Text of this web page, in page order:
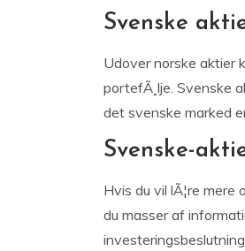
Svenske
Udover norske aktier
portefÃ¸lje. Svenske
det svenske marked
Svenske-
Hvis du vil lÃ¦re mere
du masser af